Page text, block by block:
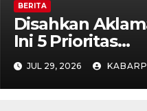
BERITA
Disahkan
Ini 5 Prioritas
Pembangunan
Madiun dalam
PPAS APBD
JUL 29, 2026